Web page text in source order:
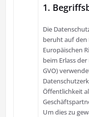
1.
Die
beruht auf den
Europäischen
beim Erlass
GVO)
Öffentlichkeit
Um dies zu